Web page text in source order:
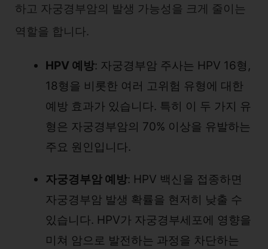
하고 자궁경부암의 발생 가능성을 크게 줄이는
역할을 합니다.
HPV 예방: 자궁경부암 주사는 HPV 16형,
18형을 비롯한 여러 고위험 유형에 대한
예방 효과가 있습니다. 특히 이 두 가지 유
형은 자궁경부암의 70% 이상을 유발하는
주요 원인입니다.
자궁경부암 예방: HPV 백신을 접종하면
자궁경부암 발생 확률을 현저히 낮출 수
있습니다. HPV가 자궁경부세포에 영향을
미쳐 암으로 발전하는 과정을 차단하는